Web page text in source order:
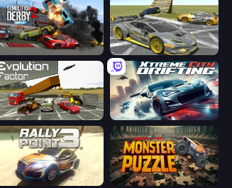
Demolition Derby 2 Wrong Way
Evolution Factor Xtreme City Drifting
Rally Point 3 Monster Puzzle